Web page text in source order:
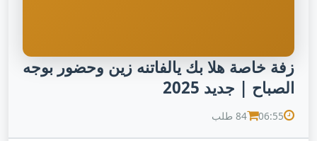
زفة خاصة هلا بك يالفاتنه زين وحضور بوجه
الصباح | جديد 2025
06:55 84 طلب